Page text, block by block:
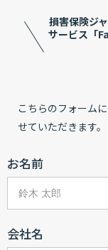
損害保険ジ
サービス 「
こちらのフォーム
せていただきます。
お名前
会社名